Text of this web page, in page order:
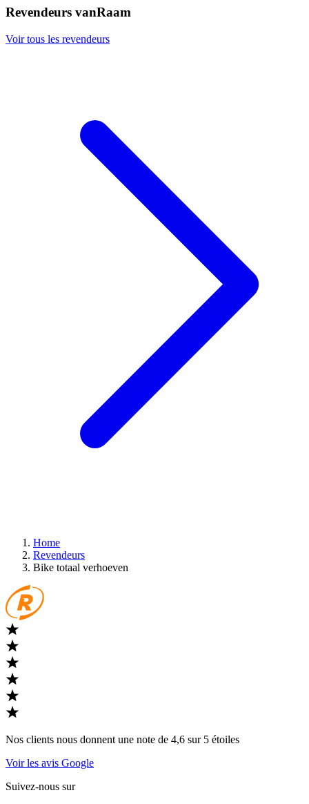
Revendeurs vanRaam
Voir tous les revendeurs
Home
Revendeurs
Bike totaal verhoeven
Nos clients nous donnent une note de 4,6 sur 5 étoiles
Voir les avis Google
Suivez-nous sur